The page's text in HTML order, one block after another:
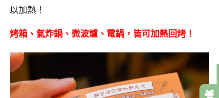
以加熱！
烤箱、氣炸鍋、微波爐、電鍋，皆可加熱回烤！